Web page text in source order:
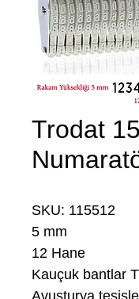
Trodat
SKU: 115512
5 mm
12 Hane
Kauçuk bantlar
Avusturya